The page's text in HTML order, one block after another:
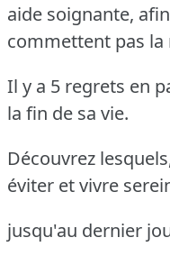
aide soignante,
commettent pas la
Il y a 5 regrets en
la fin de sa vie.
Découvrez
éviter et vivre
jusqu'au dernier